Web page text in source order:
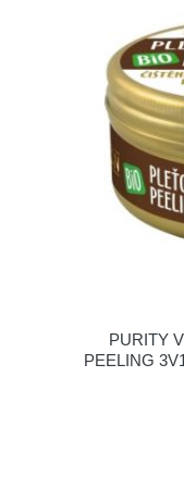
PURITY
PEELING